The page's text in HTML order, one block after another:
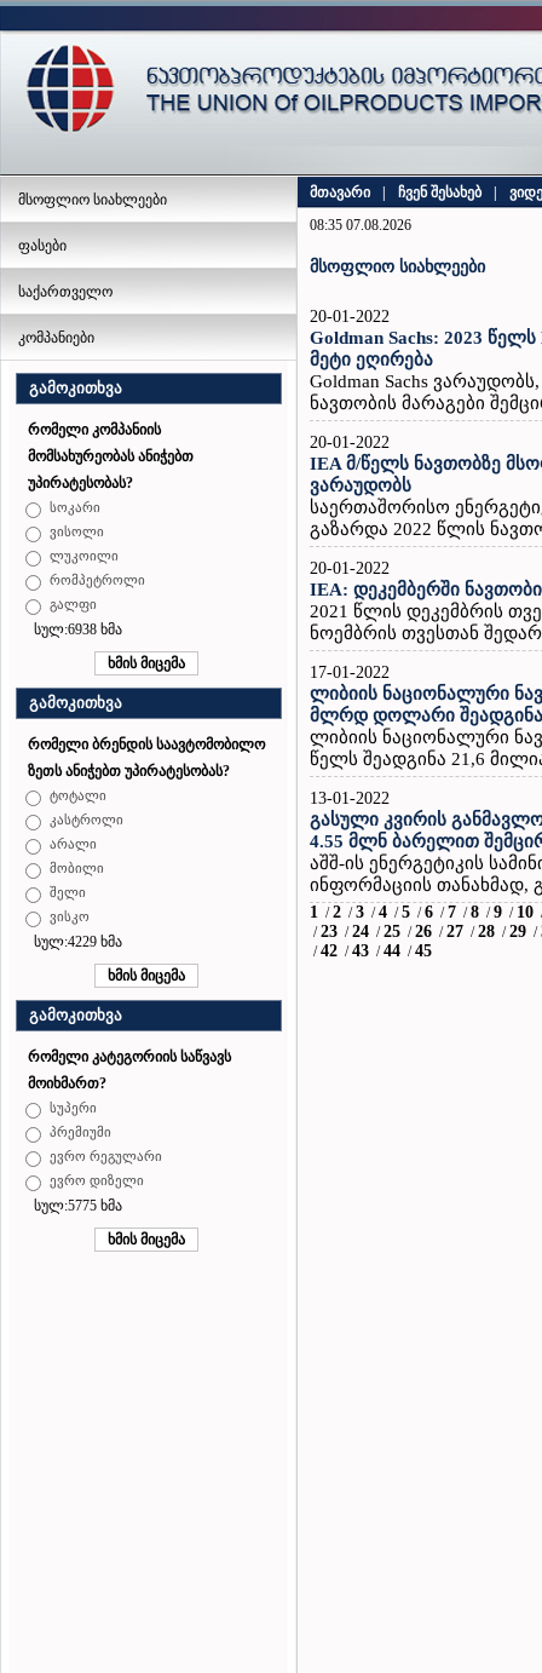
მსოფლიო სიახლეები
ფასები
საქართველო
კომპანიები
გამოკითხვა
რომელი კომპანიის
მომსახურეობას ანიჭებთ
უპირატესობას?
სოკარი
ვისოლი
ლუკოილი
რომპეტროლი
გალფი
სულ:6938 ხმა
გამოკითხვა
რომელი ბრენდის საავტომობილო
ზეთს ანიჭებთ უპირატესობას?
ტოტალი
კასტროლი
არალი
მობილი
შელი
ვისკო
სულ:4229 ხმა
გამოკითხვა
რომელი კატეგორიის საწვავს
მოიხმართ?
სუპერი
პრემიუმი
ევრო რეგულარი
ევრო დიზელი
სულ:5775 ხმა
მთავარი ჩვენ შესახებ
08:35 07.08.2026
მსოფლიო სიახლეები
20-01-2022
Goldman Sachs: 2023
მეტი ეღირება
Goldman Sachs
ნავთობის მარაგები
20-01-2022
IEA მ/წელს ნავთობზე
ვარაუდობს
საერთაშორისო
გაზარდა 2022 წლის
20-01-2022
IEA: დეკემბერში
2021 წლის დეკემბრის
ნოემბრის თვესთან
17-01-2022
ლიბიის ნაციონალური
მლრდ დოლარი შეადგინა
ლიბიის ნაციონალური
წელს შეადგინა 21,6
13-01-2022
გასული კვირის
4.55 მლნ ბარელით
აშშ-ის ენერგეტიკის
ინფორმაციის თანახმად,
1 / 2 / 3 / 4 / 5 / 6 / 7 / 8 / 9 / 10
/ 23 / 24 / 25 / 26 / 27 / 28 / 29 /
/ 42 / 43 / 44 / 45